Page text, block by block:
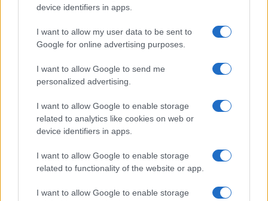
device identifiers in apps.
I want to allow my user data to be sent to
Google for online advertising purposes.
I want to allow Google to send me
personalized advertising.
I want to allow Google to enable storage
related to analytics like cookies on web or
device identifiers in apps.
I want to allow Google to enable storage
related to functionality of the website or app.
I want to allow Google to enable storage
Η Toyota φέρνει νέα γενιά
Σε κινεζική… πολιορκία η
αυτοκινητοβιομηχανία
Νέο Audi A2 e-tron με στόχο την κορυφή της